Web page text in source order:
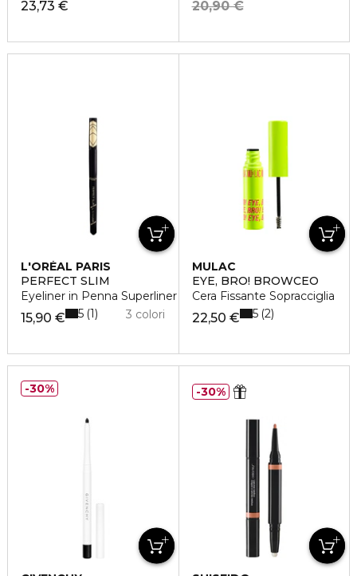
23,73 €
20,90 €
L'ORÉAL PARIS
PERFECT SLIM
Eyeliner in Penna Superliner
15,90 € 3 colori
5 1
MULAC
EYE, BRO! BROWCEO
Cera Fissante Sopracciglia
22,50 € 5 2
30% 30%